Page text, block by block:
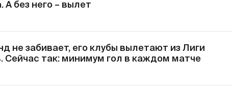
А без него – вылет
не забивает, его клубы вылетают из Лиги
Сейчас так: минимум гол в каждом матче